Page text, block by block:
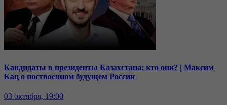
Кандидаты в президенты Казахстана: кто они? | Максим
Кац о поствоенном будущем России
03 октября, 19:00